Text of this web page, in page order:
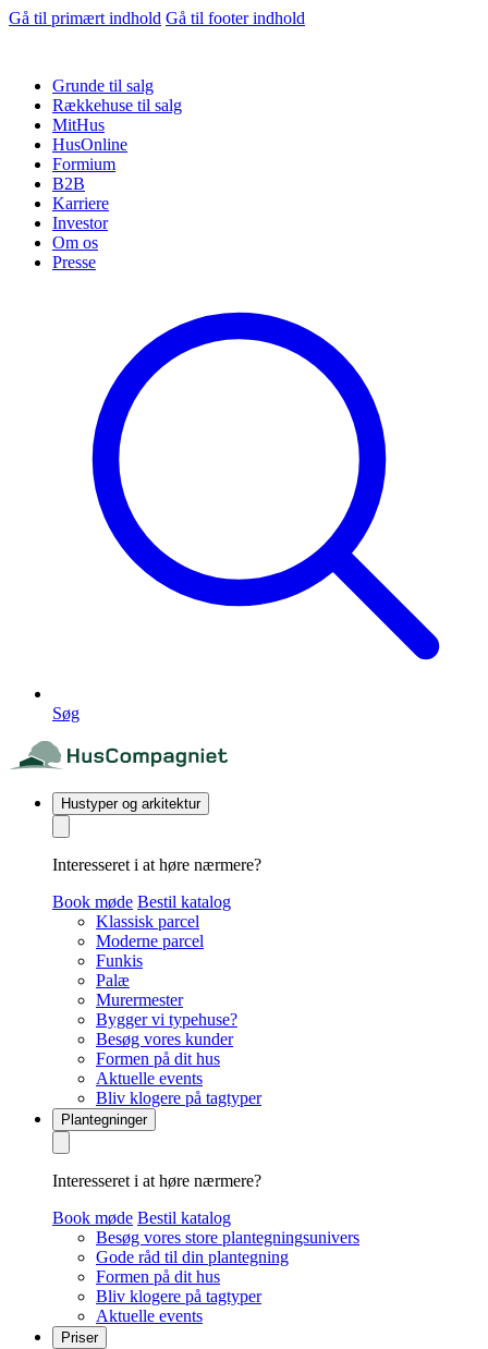
Gå til primært indhold Gå til footer indhold
Grunde til salg
Rækkehuse til salg
MitHus
HusOnline
Formium
B2B
Karriere
Investor
Om os
Presse
Søg
Hustyper og arkitektur
Interesseret i at høre nærmere?
Book møde Bestil katalog
Klassisk parcel
Moderne parcel
Funkis
Palæ
Murermester
Bygger vi typehuse?
Besøg vores kunder
Formen på dit hus
Aktuelle events
Bliv klogere på tagtyper
Plantegninger
Interesseret i at høre nærmere?
Book møde Bestil katalog
Besøg vores store plantegningsunivers
Gode råd til din plantegning
Formen på dit hus
Bliv klogere på tagtyper
Aktuelle events
Priser